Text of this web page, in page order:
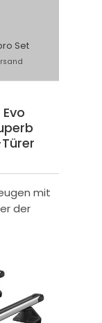
Set
mit
der